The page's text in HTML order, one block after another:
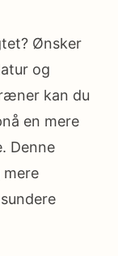
Ønsker
og
kan du
en mere
Denne